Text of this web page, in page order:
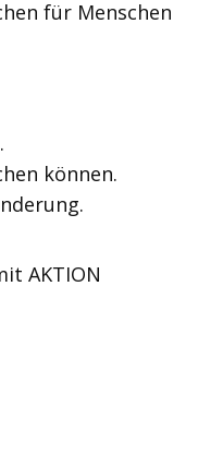
für Menschen
können.
AKTION